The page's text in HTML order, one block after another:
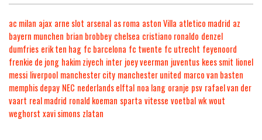
ac milan ajax arne slot arsenal as roma aston Villa atletico madrid az
bayern munchen brian brobbey chelsea cristiano ronaldo denzel
dumfries erik ten hag fc barcelona fc twente fc utrecht feyenoord
frenkie de jong hakim ziyech inter joey veerman juventus kees smit lionel
messi liverpool manchester city manchester united marco van basten
memphis depay NEC nederlands elftal noa lang oranje psv rafael van der
vaart real madrid ronald koeman sparta vitesse voetbalwkwout
weghorst xavi simons zlatan